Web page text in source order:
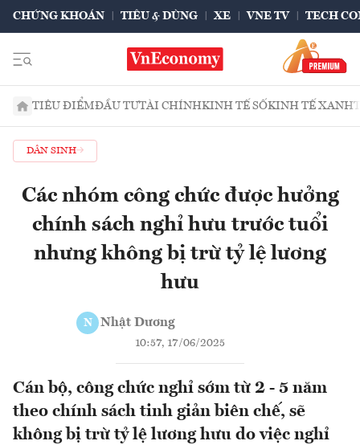
CHỨNG KHOÁN TIÊU & DÙNG XE VNE TV TECH
TIÊU ĐIỂMĐẦU TƯTÀI CHÍNHKINH TẾ SỐKINH TẾ XANH
DÂN SINH
Các nhóm công chức được hưởng
chính sách nghỉ hưu trước tuổi
nhưng không bị trừ tỷ lệ lương
hưu
N Nhật Dương
10:57, 17/06/2025
Cán bộ, công chức nghỉ sớm từ 2 - 5 năm
theo chính sách tinh giản biên chế, sẽ
không bị trừ tỷ lệ lương hưu do việc nghỉ